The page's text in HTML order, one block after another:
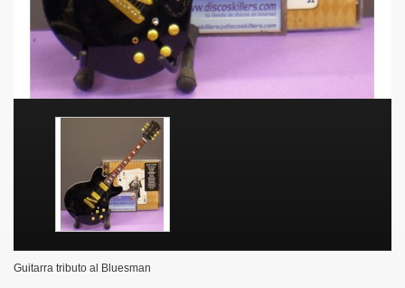
Guitarra tributo al Bluesman